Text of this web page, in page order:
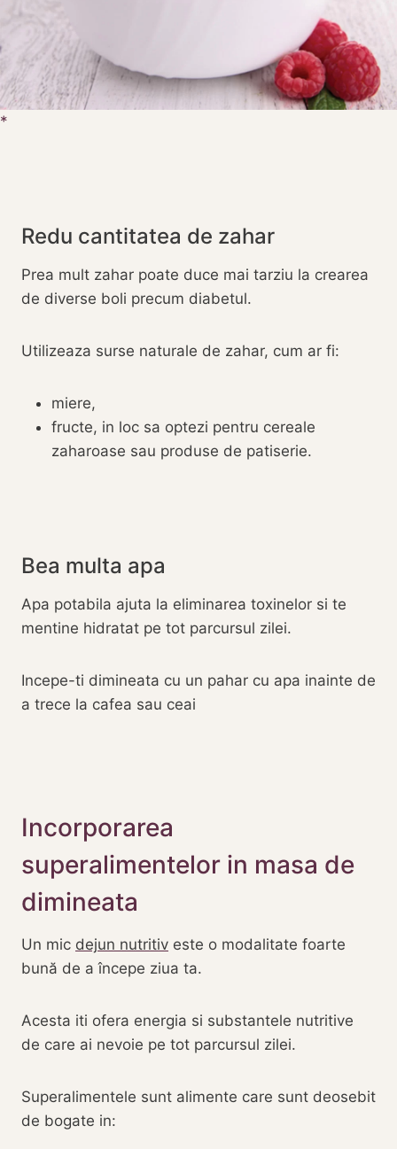
Redu cantitatea de zahar
Prea mult zahar poate duce mai tarziu la crearea
de diverse boli precum diabetul.
Utilizeaza surse naturale de zahar, cum ar fi:
miere,
fructe, in loc sa optezi pentru cereale
zaharoase sau produse de patiserie.
Bea multa apa
Apa potabila ajuta la eliminarea toxinelor si te
mentine hidratat pe tot parcursul zilei.
Incepe-ti dimineata cu un pahar cu apa inainte de
a trece la cafea sau ceai
Incorporarea
superalimentelor in masa de
dimineata
Un mic dejun nutritiv este o modalitate foarte
bună de a începe ziua ta.
Acesta iti ofera energia si substantele nutritive
de care ai nevoie pe tot parcursul zilei.
Superalimentele sunt alimente care sunt deosebit
de bogate in: